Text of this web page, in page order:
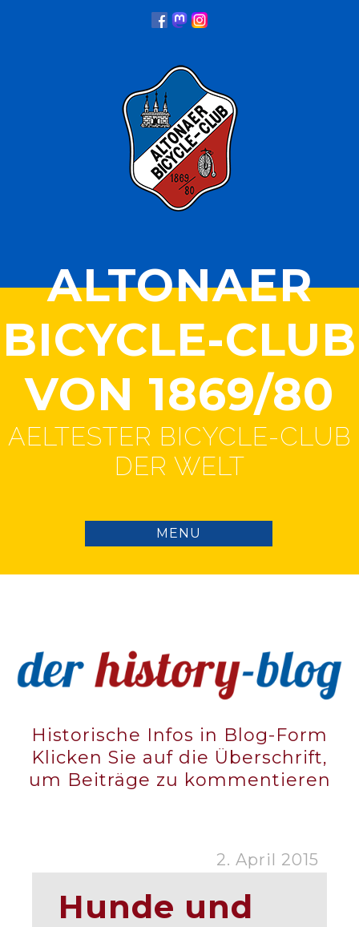
ALTONAER
BICYCLE-CLUB
VON 1869/80
AELTESTER BICYCLE-CLUB
DER WELT
Historische Infos in Blog-Form
Klicken Sie auf die Überschrift,
um Beiträge zu kommentieren
2. April 2015
Hunde und